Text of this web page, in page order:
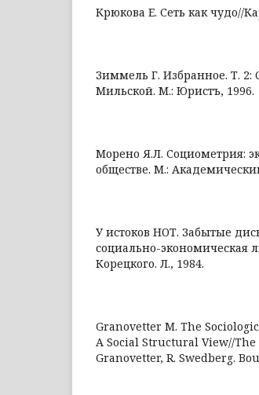
Крюкова Е. Сеть как чудо//
Зиммель Г. Избранное. Т.
Мильской. М.: Юристъ, 1996.
Морено Я.Л. Социометрия:
обществе. М.:
У истоков НОТ. Забытые
социально-экономическая
Корецкого. Л., 1984.
Granovetter M. The
A Social Structural View//The
Granovetter, R. Swedberg.